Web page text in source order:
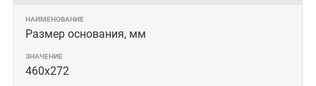
Размер основания, мм
460x272